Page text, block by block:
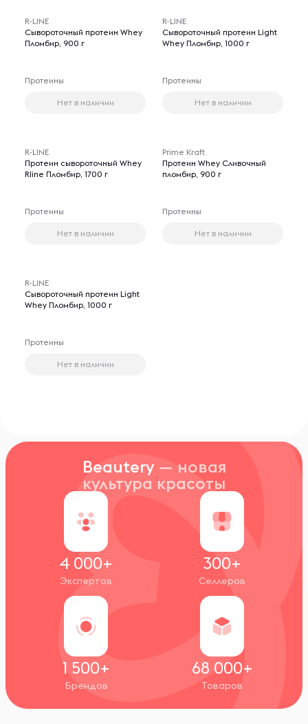
R-LINE
Сывороточный протеин Whey
Пломбир, 900 г
Протеины
Нет в наличии
R-LINE
Сывороточный протеин Light
Whey Пломбир, 1000 г
Протеины
Нет в наличии
R-LINE
Протеин сывороточный Whey
Rline Пломбир, 1700 г
Протеины
Нет в наличии
Prime Kraft
Протеин Whey Сливочный
пломбир, 900 г
Протеины
Нет в наличии
R-LINE
Сывороточный протеин Light
Whey Пломбир, 1000 г
Протеины
Нет в наличии
Beautery — новая
культура красоты
4 000+
Экспертов
300+
Селлеров
1 500+
Брендов
68 000+
Товаров